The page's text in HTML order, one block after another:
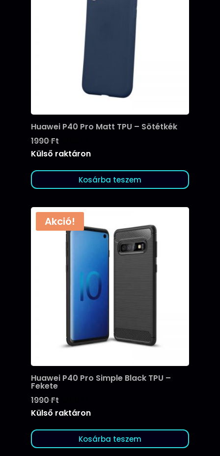
Huawei P40 Pro Matt TPU – Sötétkék
1990Ft
price
1990 Ft.
price
1290 Ft.
Külső raktáron
Kosárba teszem
Akció!
Huawei P40 Pro Simple Black TPU –
Fekete
1990Ft
price
1990 Ft.
price
1290 Ft.
Külső raktáron
Kosárba teszem